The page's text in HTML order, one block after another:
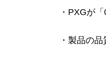
・PXGが
・製品の